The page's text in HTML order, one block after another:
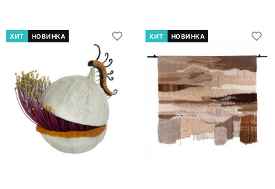
ХИТ НОВИНКА ХИТ НОВИНКА